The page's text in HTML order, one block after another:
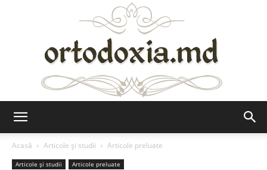
Acasă
Articole şi studii Articole preluate
Articole şi studii Articole preluate